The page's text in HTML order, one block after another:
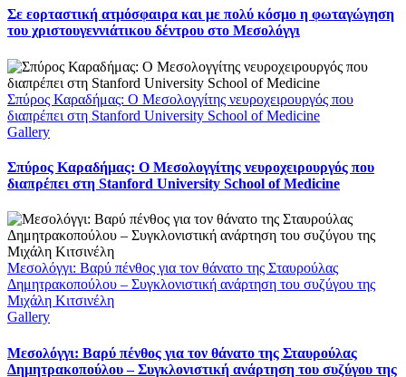
Σε εορταστική ατμόσφαιρα και με πολύ κόσμο η φωταγώγηση
του χριστουγεννιάτικου δέντρου στο Μεσολόγγι
Σπύρος Καραδήμας: Ο Μεσολογγίτης νευροχειρουργός που
διαπρέπει στη Stanford University School of Medicine
Gallery
Σπύρος Καραδήμας: Ο Μεσολογγίτης νευροχειρουργός που
διαπρέπει στη Stanford University School of Medicine
Μεσολόγγι: Βαρύ πένθος για τον θάνατο της Σταυρούλας
Δημητρακοπούλου – Συγκλονιστική ανάρτηση του συζύγου της
Μιχάλη Κιτσινέλη
Gallery
Μεσολόγγι: Βαρύ πένθος για τον θάνατο της Σταυρούλας
Δημητρακοπούλου – Συγκλονιστική ανάρτηση του συζύγου της